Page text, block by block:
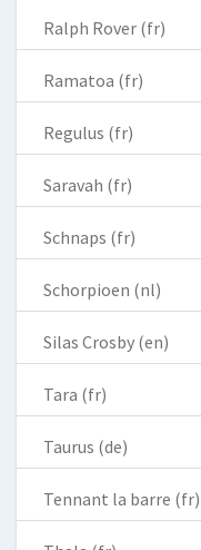
Ralph Rover (fr)
Ramatoa (fr)
Regulus (fr)
Saravah (fr)
Schnaps (fr)
Schorpioen (nl)
Silas Crosby (en)
Tara (fr)
Taurus (de)
Tennant la barre (fr)